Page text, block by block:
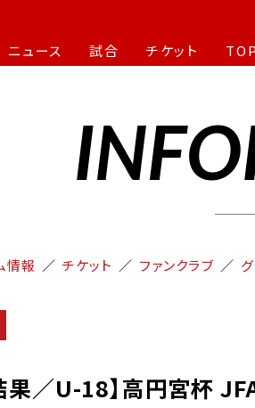
ニュース 試合 チケット
情報 チケット ファンクラブ
果／U-18】高円宮杯